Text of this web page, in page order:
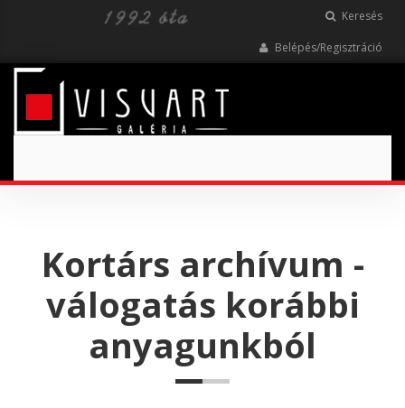
Keresés
Belépés/Regisztráció
Kortárs archívum -
válogatás korábbi
anyagunkból